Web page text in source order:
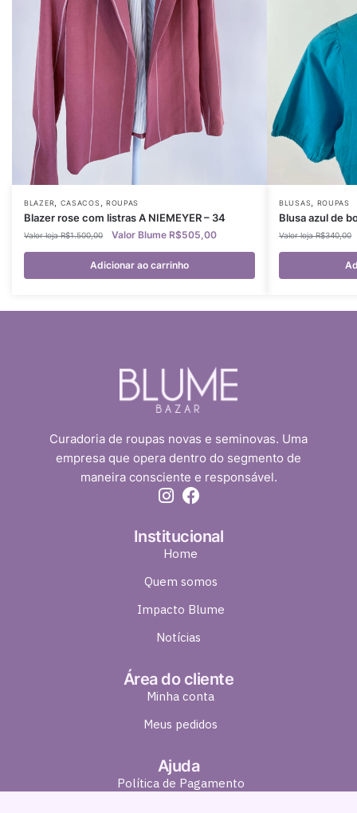
BLAZER, CASACOS, ROUPAS
Blazer rose com listras A NIEMEYER – 34
R$1.500,00 R$505,00
Adicionar ao carrinho
BLUSAS, ROUPAS
Blusa azul de
R$340,00
Curadoria de roupas novas e seminovas. Uma
empresa que opera dentro do segmento de
maneira consciente e responsável.
Institucional
Home
Quem somos
Impacto Blume
Notícias
Área do cliente
Minha conta
Meus pedidos
Ajuda
Política de Pagamento